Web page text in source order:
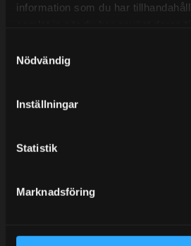
information som du har
Nödvändig
Inställningar
Statistik
Marknadsföring
KUNSKAPSCENTER
KUNDTJÄNST